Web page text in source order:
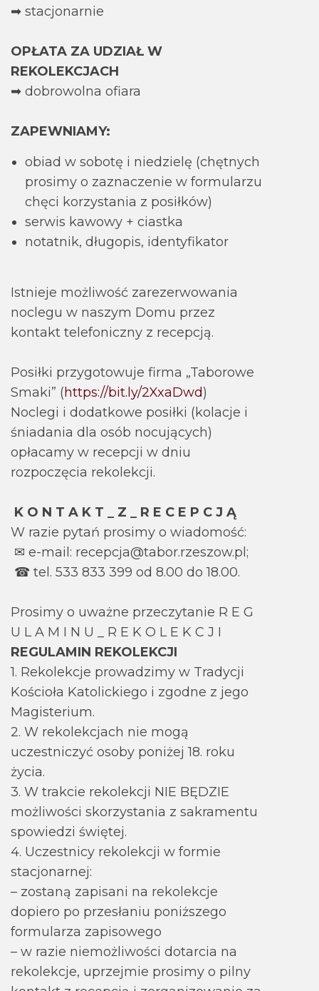
➡ stacjonarnie
OPŁATA ZA UDZIAŁ W
REKOLEKCJACH
➡ dobrowolna ofiara
ZAPEWNIAMY:
obiad w sobotę i niedzielę (chętnych
prosimy o zaznaczenie w formularzu
chęci korzystania z posiłków)
serwis kawowy + ciastka
notatnik, długopis, identyfikator
Istnieje możliwość zarezerwowania
noclegu w naszym Domu przez
kontakt telefoniczny z recepcją.
Posiłki przygotowuje firma „Taborowe
Smaki” (https://bit.ly/2XxaDwd)
Noclegi i dodatkowe posiłki (kolacje i
śniadania dla osób nocujących)
opłacamy w recepcji w dniu
rozpoczęcia rekolekcji.
K O N T A K T _ Z _ R E C E P C J Ą
W razie pytań prosimy o wiadomość:
✉ e-mail: recepcja@tabor.rzeszow.pl;
☎ tel. 533 833 399 od 8.00 do 18.00.
Prosimy o uważne przeczytanie R E G
U L A M I N U _ R E K O L E K C J I
REGULAMIN REKOLEKCJI
1. Rekolekcje prowadzimy w Tradycji
Kościoła Katolickiego i zgodne z jego
Magisterium.
2. W rekolekcjach nie mogą
uczestniczyć osoby poniżej 18. roku
życia.
3. W trakcie rekolekcji NIE BĘDZIE
możliwości skorzystania z sakramentu
spowiedzi świętej.
4. Uczestnicy rekolekcji w formie
stacjonarnej:
– zostaną zapisani na rekolekcje
dopiero po przesłaniu poniższego
formularza zapisowego
– w razie niemożliwości dotarcia na
rekolekcje, uprzejmie prosimy o pilny